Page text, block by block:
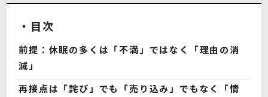
・目次
前提：休眠の多くは「不満」ではなく「理由の消
滅」
再接点は「詫び」でも「売り込み」でもなく「情